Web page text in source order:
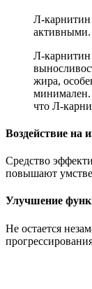
Л-карнитин
активными.
Л-карнитин
жира,
минимален.
что Л-
Воздействие на
Средство
повышают
Улучшение
Не остается